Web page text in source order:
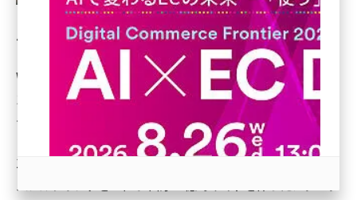
アスクル (1122)
base (1083)
ビィ・フォアード (778)
revico (744)
エスアンドティーパートナーズ株式会社代表取締役
Web・ECのコンサルティング業務、運営代行、制作業務、イ
ンターネット広告事業、 タレント・モデルのトータルプロ
デュースを行っている会社です。
17歳からWeb業界一筋で、自身が立ち上げたレディースア
パレルブランドを4年で年商30億のサイトを作ったノウハウ